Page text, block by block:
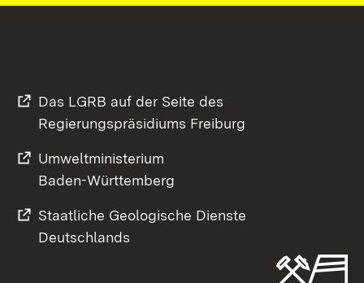
Das LGRB auf der Seite des
Regierungspräsidiums Freiburg
Umweltministerium
Baden-Württemberg
Staatliche Geologische Dienste
Deutschlands